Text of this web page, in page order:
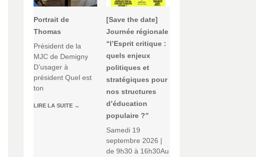
Portrait de
Thomas
Président de la
MJC de Demigny
D’usager à
président Quel est
ton
LIRE LA SUITE →
[Save the date]
Journée régionale
“l’Esprit critique :
quels enjeux
politiques et
stratégiques pour
nos structures
d’éducation
populaire ?”
Samedi 19
septembre 2026 |
de 9h30 à 16h30Au